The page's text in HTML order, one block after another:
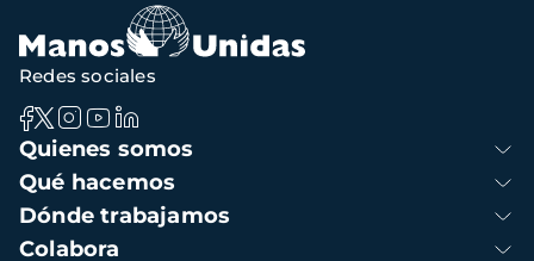
Navegación
principal
Quienes somos
Qué hacemos
Dónde trabajamos
Colabora
Redes sociales